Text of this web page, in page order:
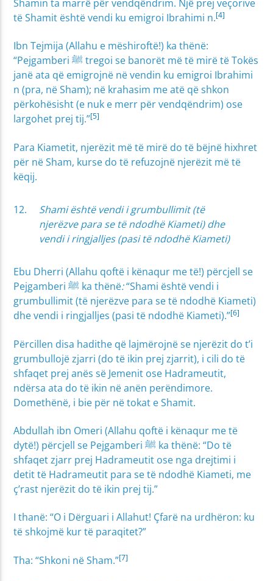
Shamin ta marrë për vendqëndrim. Një prej veçorive
të Shamit është vendi ku emigroi Ibrahimi n.[4]
Ibn Tejmija (Allahu e mëshiroftë!) ka thënë:
“Pejgamberi ﷺ tregoi se banorët më të mirë të Tokës
janë ata që emigrojnë në vendin ku emigroi Ibrahimi
n (pra, në Sham); në krahasim me atë që shkon
përkohësisht (e nuk e merr për vendqëndrim) ose
largohet prej tij.”[5]
Para Kiametit, njerëzit më të mirë do të bëjnë hixhret
për në Sham, kurse do të refuzojnë njerëzit më të
këqij.
Shami është vendi i grumbullimit (të
njerëzve para se të ndodhë Kiameti) dhe
vendi i ringjalljes (pasi të ndodhë Kiameti)
Ebu Dherri (Allahu qoftë i kënaqur me të!) përcjell se
Pejgamberi ﷺ ka thënë:“Shami është vendi i
grumbullimit (të njerëzve para se të ndodhë Kiameti)
dhe vendi i ringjalljes (pasi të ndodhë Kiameti).”[6]
Përcillen disa hadithe që lajmërojnë se njerëzit do t’i
grumbullojë zjarri (do të ikin prej zjarrit), i cili do të
shfaqet prej anës së Jemenit ose Hadrameutit,
ndërsa ata do të ikin në anën perëndimore.
Domethënë, i bie për në tokat e Shamit.
Abdullah ibn Omeri (Allahu qoftë i kënaqur me të
dytë!) përcjell se Pejgamberi ﷺ ka thënë: “Do të
shfaqet zjarr prej Hadrameutit ose nga drejtimi i
detit të Hadrameutit para se të ndodhë Kiameti, me
ç’rast njerëzit do të ikin prej tij.”
I thanë: “O i Dërguari i Allahut! Çfarë na urdhëron: ku
të shkojmë kur të paraqitet?”
Tha: “Shkoni në Sham.”[7]